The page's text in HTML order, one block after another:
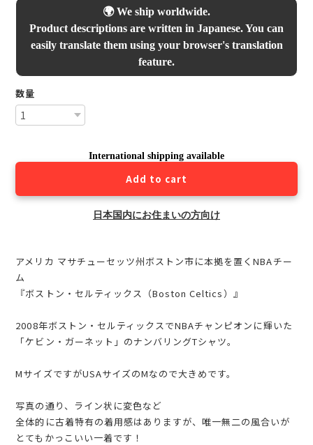
🌍 We ship worldwide.
Product descriptions are written in Japanese. You can
easily translate them using your browser's translation
feature.
数量
International shipping available
Add to cart
日本国内にお住まいの方向け
アメリカ マサチューセッツ州ボストン市に本拠を置くNBAチー
ム
『ボストン・セルティックス（Boston Celtics）』
2008年ボストン・セルティックスでNBAチャンピオンに輝いた
「ケビン・ガーネット」のナンバリングTシャツ。
MサイズですがUSAサイズのMなので大きめです。
写真の通り、ライン状に変色など
全体的に古着特有の着用感はありますが、唯一無二の風合いが
とてもかっこいい一着です！